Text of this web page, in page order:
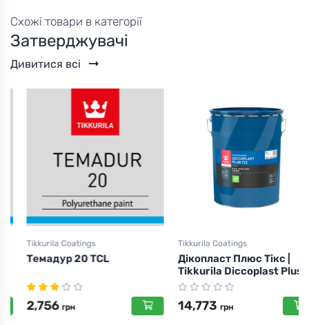
Схожі товари в категорії
Затверджувачі
Дивитися всі
Tikkurila Coatings
Темадур 20 TCL
2,756 грн
Tikkurila Coatings
Дікопласт Плюс Тікс |
Tikkurila Diccoplast Plus
14,773 грн